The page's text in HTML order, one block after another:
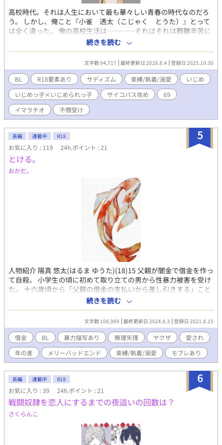
高校時代。それは人生において最も華々しい青春の時代なのだろ
う。 しかし、俺こと『小雀 透太（こじゃく とうた）』とって
は全く違った。 俺の高校生活は────それはそれは艱難辛苦に
満ちた３年間だった。 その元凶は、１人の男だった。 ようやく迎
えた卒業式。俺はその男に呼び出され………？ ※イジメの描写が
続きを読む
文字数 94,717 最終更新日 2026.8.4 登録日 2025.10.30
BL R18要素あり サディズム 束縛/執着/溺愛
いじめ
いじめっ子×いじめられっ子
サイコパス攻め
69
イマラチオ
不憫受け
5
長編 連載中 R18
お気に入り : 119 24h.ポイント : 21
とける。
おかだ。
人物紹介 陽真 悠太(はるま ゆうた)(18)15 父親が闇金で借金を作っ
て自殺。 小学生の頃に初めて取り立ての男から性暴力被害を受け
た。 十六歳頃から「父親の借金の支払いから差し引きする」こと
を条件に、一部の取り立ての男達を相手に強姦紛いなことをやら
されていた。 今は旅館を経営する祖父と田舎で平和に暮らしてい
る。が・・・ 喜島 芥(きじま かい)(28)25 伊武会の若頭補佐。 莫
大な借金を作って逃げた父親の代わりに血縁者を追ってなんとか
返済させようとする。喜島自身も両親を闇金の借金地獄で亡くし
ている。喧嘩と子供が好き。 伊武 恭介(いぶ きょうすけ)(22)19 伊
武会の若頭。喜島の義理の弟。 昔から芥に執着していて、恋愛感
情を抱いている。 少し前に告白したが、断られてしまった。 根に
持つタイプ。 凪咲 善(なぎさ ぜん)(24)21 橘に囲われていた過去が
ある。 喜島に助けられ、橘を見つけるのを条件に伊武会に入っ
た。喜島を慕っている。 自分の過去と名前に劣等感がある。 木下
晃貴(きのしたあきたか)(30)27 伊武会分家の子供。 昔から空回り
してしまう事が多く悩んでいる。 上司の善は後輩に当たるが、善
を護り支える事を心に誓っている。 ※注意タグ無限に付けられる
ほどなので、苦手要素があって少しでも「あ、無理だ」と思った
ら自衛よろしくお願いします。
続きを読む
文字数 108,909 最終更新日 2024.8.3 登録日 2021.8.15
借金 BL 暴力描写あり 無理矢理 ヤクザ
愛され
年の差
メリーバッドエンド 束縛/執着/溺愛 モブレあり
6
長編 連載中 R18
お気に入り : 39 24h.ポイント : 21
戦闘奴隷を恋人にするまでの夜這いの回数は？
さくらんこ